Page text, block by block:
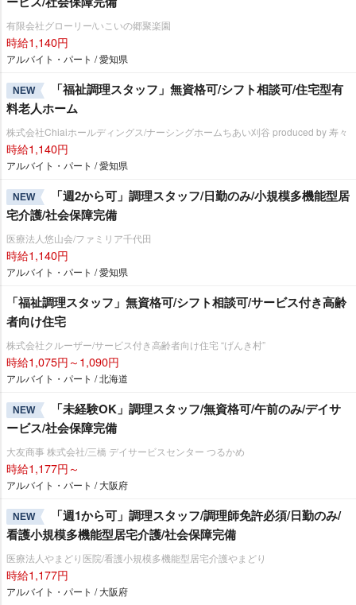
有限会社グローリー/いこいの郷聚楽園
時給1,140円
アルバイト・パート / 愛知県
NEW
「福祉調理スタッフ」無資格可/シフト相談可/住宅型有
料老人ホーム
株式会社Chiaiホールディングス/ナーシングホームちあい刈谷 produced by 寿々
時給1,140円
アルバイト・パート / 愛知県
NEW
「週2から可」調理スタッフ/日勤のみ/小規模多機能型居
宅介護/社会保障完備
医療法人悠山会/ファミリア千代田
時給1,140円
アルバイト・パート / 愛知県
「福祉調理スタッフ」無資格可/シフト相談可/サービス付き高齢
者向け住宅
株式会社クルーザー/サービス付き高齢者向け住宅 “げんき村”
時給1,075円～1,090円
アルバイト・パート / 北海道
NEW
「未経験OK」調理スタッフ/無資格可/午前のみ/デイサ
ービス/社会保障完備
大友商事 株式会社/三橋 デイサービスセンター つるかめ
時給1,177円～
アルバイト・パート / 大阪府
NEW
「週1から可」調理スタッフ/調理師免許必須/日勤のみ/
看護小規模多機能型居宅介護/社会保障完備
医療法人やまどり医院/看護小規模多機能型居宅介護やまどり
時給1,177円
アルバイト・パート / 大阪府